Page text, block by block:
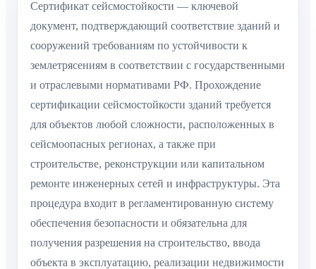
Сертификат сейсмостойкости — ключевой
документ, подтверждающий соответствие зданий и
сооружений требованиям по устойчивости к
землетрясениям в соответствии с государственными
и отраслевыми нормативами РФ. Прохождение
сертификации сейсмостойкости зданий требуется
для объектов любой сложности, расположенных в
сейсмоопасных регионах, а также при
строительстве, реконструкции или капитальном
ремонте инженерных сетей и инфраструктуры. Эта
процедура входит в регламентированную систему
обеспечения безопасности и обязательна для
получения разрешения на строительство, ввода
объекта в эксплуатацию, реализации недвижимости